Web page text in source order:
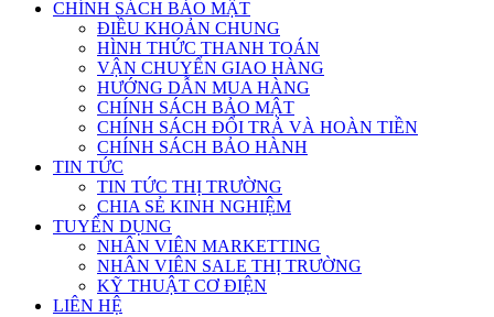
CHÍNH SÁCH BẢO MẬT
ĐIỀU KHOẢN CHUNG
HÌNH THỨC THANH TOÁN
VẬN CHUYỂN GIAO HÀNG
HƯỚNG DẪN MUA HÀNG
CHÍNH SÁCH BẢO MẬT
CHÍNH SÁCH ĐỔI TRẢ VÀ HOÀN TIỀN
CHÍNH SÁCH BẢO HÀNH
TIN TỨC
TIN TỨC THỊ TRƯỜNG
CHIA SẺ KINH NGHIỆM
TUYỂN DỤNG
NHÂN VIÊN MARKETTING
NHÂN VIÊN SALE THỊ TRƯỜNG
KỸ THUẬT CƠ ĐIỆN
LIÊN HỆ